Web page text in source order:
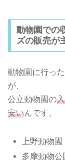
動物園での
ズの販売が
動物園に行っ
が、
公立動物園の
安いんです。
上野動物園
多摩動物公